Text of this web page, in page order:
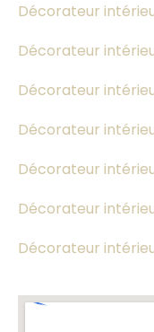
Décorateur
Décorateur
Décorateur
Décorateur
Décorateur
Décorateur
Décorateur